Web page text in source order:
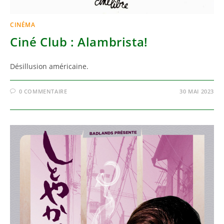
CINÉMA
Ciné Club : Alambrista!
Désillusion américaine.
0 COMMENTAIRE 30 MAI 2023